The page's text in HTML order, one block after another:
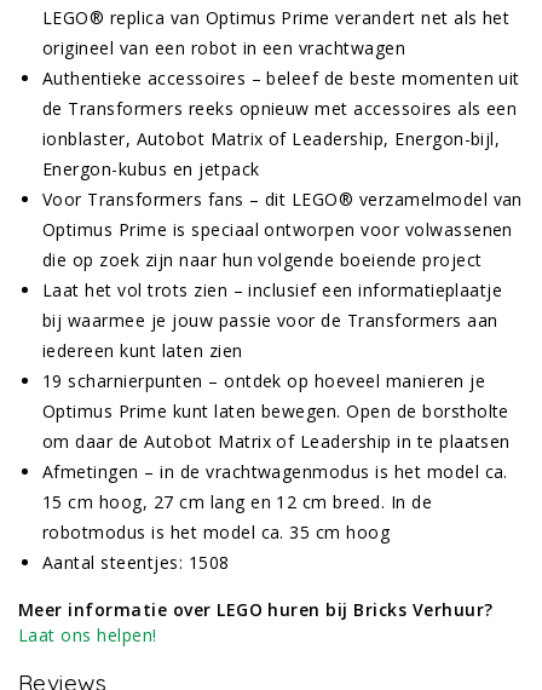
LEGO® replica van Optimus Prime verandert net als het
origineel van een robot in een vrachtwagen
Authentieke accessoires – beleef de beste momenten uit
de Transformers reeks opnieuw met accessoires als een
ionblaster, Autobot Matrix of Leadership, Energon-bijl,
Energon-kubus en jetpack
Voor Transformers fans – dit LEGO® verzamelmodel van
Optimus Prime is speciaal ontworpen voor volwassenen
die op zoek zijn naar hun volgende boeiende project
Laat het vol trots zien – inclusief een informatieplaatje
bij waarmee je jouw passie voor de Transformers aan
iedereen kunt laten zien
19 scharnierpunten – ontdek op hoeveel manieren je
Optimus Prime kunt laten bewegen. Open de borstholte
om daar de Autobot Matrix of Leadership in te plaatsen
Afmetingen – in de vrachtwagenmodus is het model ca.
15 cm hoog, 27 cm lang en 12 cm breed. In de
robotmodus is het model ca. 35 cm hoog
Aantal steentjes: 1508
Meer informatie over LEGO huren bij Bricks Verhuur?
Laat ons helpen!
Reviews